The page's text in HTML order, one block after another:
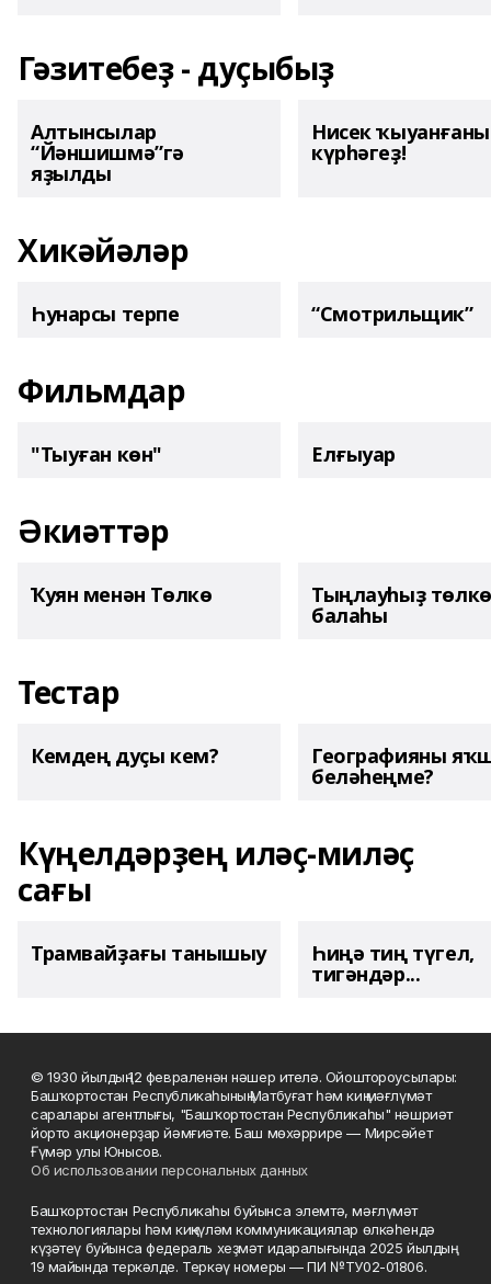
Гәзитебеҙ - дуҫыбыҙ
Алтынсылар
“Йәншишмә”гә
яҙылды
Нисек
күрһәгеҙ!
Хикәйәләр
Һунарсы терпе “Смотрильщик”
Фильмдар
"Тыуған көн" Елғыуар
Әкиәттәр
Ҡуян менән Төлкө Тыңлауһыҙ төлкө
балаһы
Тестар
Кемдең дуҫы кем? Географияны
беләһеңме?
Күңелдәрҙең иләҫ-миләҫ
сағы
Трамвайҙағы танышыу Һиңә тиң түгел,
тигәндәр...
© 1930 йылдың 12 февраленән нәшер ителә. Ойоштороусылары:
Башҡортостан Республикаһының Матбуғат һәм киң мәғлүмәт
саралары агентлығы, "Башҡортостан Республикаһы" нәшриәт
йорто акционерҙар йәмғиәте. Баш мөхәррире — Мирсәйет
Ғүмәр улы Юнысов.
Об использовании персональных данных
Башҡортостан Республикаһы буйынса элемтә, мәғлүмәт
технологиялары һәм киңкүләм коммуникациялар өлкәһендә
күҙәтеү буйынса федераль хеҙмәт идаралығында 2025 йылдың
19 майында теркәлде. Теркәү номеры — ПИ №ТУ02-01806.